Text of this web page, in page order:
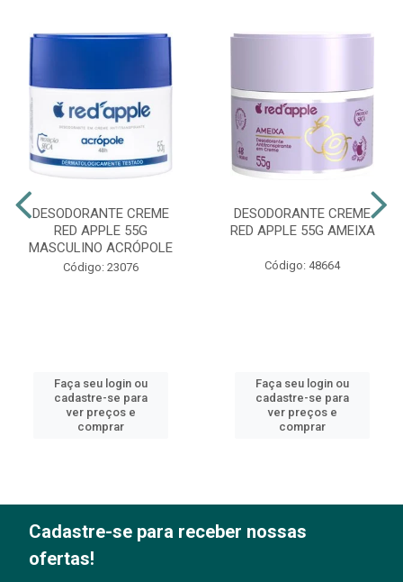
DESODORANTE CREME
RED APPLE 55G
MASCULINO ACRÓPOLE
Código: 23076
Faça seu login ou
cadastre-se para
ver preços e
comprar
DESODORANTE CREME
RED APPLE 55G AMEIXA
Código: 48664
Faça seu login ou
cadastre-se para
ver preços e
comprar
Cadastre-se para receber nossas
ofertas!